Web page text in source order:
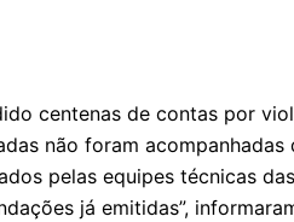
centenas de contas por
não foram
pelas equipes técnicas
já emitidas”,